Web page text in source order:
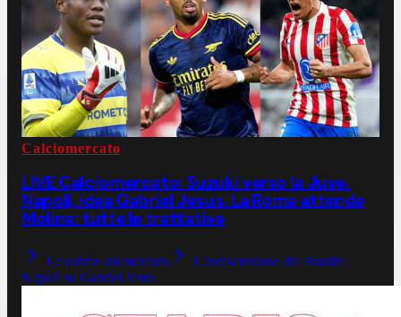
Calciomercato
LIVE Calciomercato: Suzuki verso la Juve.
Napoli, idea Gabriel Jesus. La Roma attende
Molina: tutte le trattative
Le ultime sul mercato
L'indiscrezione dal Brasile:
Napoli su Gabriel Jesus